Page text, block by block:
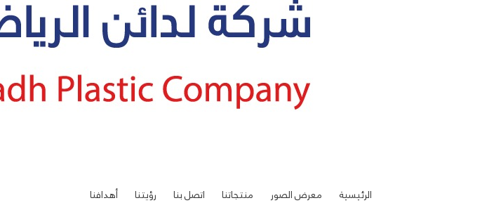
الرئيسية معرض الصور منتجاتنا اتصل بنا رؤيتنا أهدافنا